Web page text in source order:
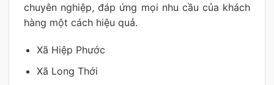
chuyên nghiệp, đáp ứng mọi nhu cầu của khách
hàng một cách hiệu quả.
Xã Hiệp Phước
Xã Long Thới